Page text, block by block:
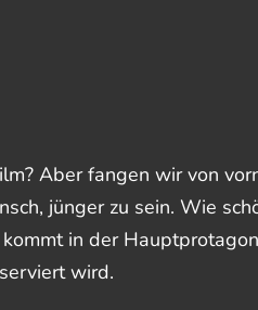
Aber fangen wir von
jünger zu sein. Wie
in der
wird.